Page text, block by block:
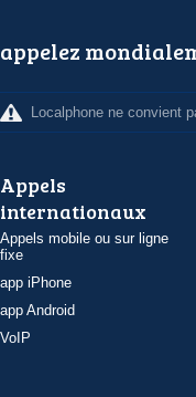
appelez
Localphone ne convient
Appels
internationaux
Appels mobile ou sur ligne
fixe
app iPhone
app Android
VoIP